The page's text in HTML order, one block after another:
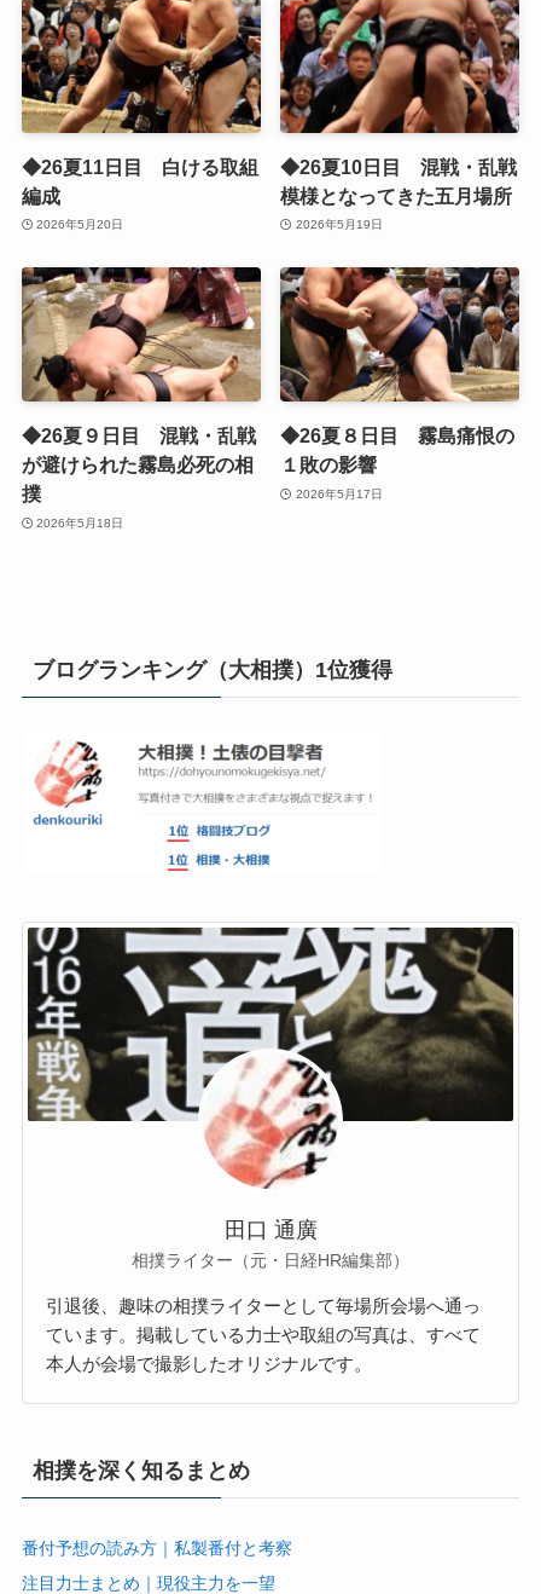
◆26夏11日目 白ける取組
編成
2026年5月20日
◆26夏10日目 混戦・乱戦
模様となってきた五月場所
2026年5月19日
◆26夏９日目 混戦・乱戦
が避けられた霧島必死の相
撲
2026年5月18日
◆26夏８日目 霧島痛恨の
１敗の影響
2026年5月17日
ブログランキング（大相撲）1位獲得
田口 通廣
相撲ライター（元・日経HR編集部）
引退後、趣味の相撲ライターとして毎場所会場へ通っ
ています。掲載している力士や取組の写真は、すべて
本人が会場で撮影したオリジナルです。
相撲を深く知るまとめ
番付予想の読み方｜私製番付と考察
注目力士まとめ｜現役主力を一望